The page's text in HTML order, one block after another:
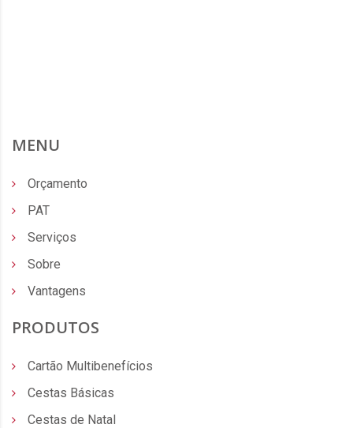
MENU
Orçamento
PAT
Serviços
Sobre
Vantagens
PRODUTOS
Cartão Multibenefícios
Cestas Básicas
Cestas de Natal